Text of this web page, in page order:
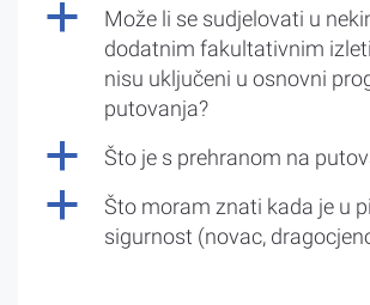
a
Može li se sudjelovati u
dodatnim fakultativnim
nisu uključeni u osnovni
putovanja?
a Što je s prehranom na
a
Što moram znati kada je u
sigurnost (novac,